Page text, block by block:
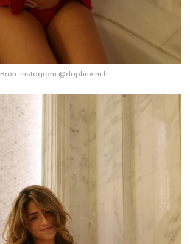
Bron: Instagram @daphne.m.h